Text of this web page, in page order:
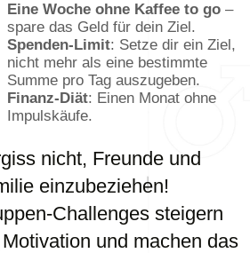
Eine Woche ohne Kaffee to go –
spare das Geld für dein Ziel.
Spenden-Limit: Setze dir ein Ziel,
nicht mehr als eine bestimmte
Summe pro Tag auszugeben.
Finanz-Diät: Einen Monat ohne
Impulskäufe.
nicht, Freunde und
einzubeziehen!
Challenges steigern
und machen das